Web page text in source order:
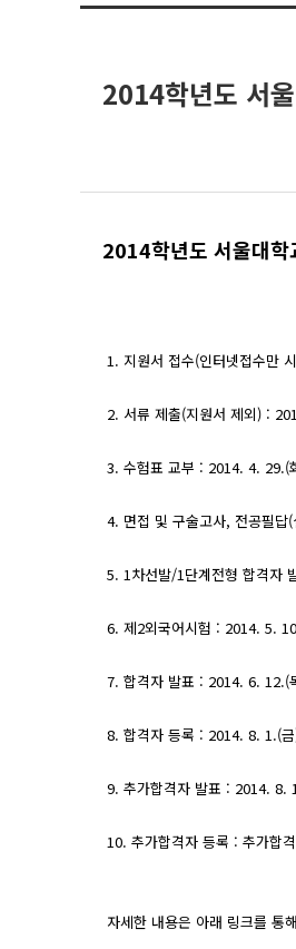
2014학년도 서
2014학년도 서울대학
1. 지원서 접수(인터넷접수만
2. 서류 제출(지원서 제외) :
3. 수험표 교부 : 2014. 4. 29.(
4. 면접 및 구술고사, 전공필
5. 1차선발/1단계전형 합격자
6. 제2외국어시험 : 2014. 5.
7. 합격자 발표 : 2014. 6. 12.(
8. 합격자 등록 : 2014. 8. 1.(
9. 추가합격자 발표 : 2014. 8.
10. 추가합격자 등록 : 추가합
자세한 내용은 아래 링크를 통